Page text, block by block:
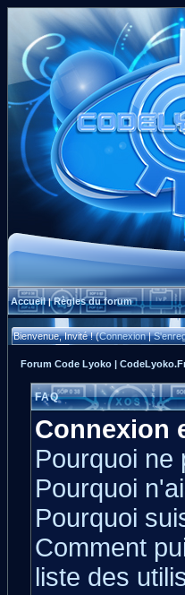
Accueil|Règles du forum
Bienvenue, Invité ! (Connexion|
Forum Code Lyoko |
FAQ
Connexion
Pourquoi ne
Pourquoi
Pourquoi
Comment
liste des